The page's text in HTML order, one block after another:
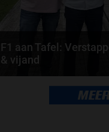
F1 aan Tafel:
& vijand
Max Verstappen verrast
straffen en blauwe vlaggen.